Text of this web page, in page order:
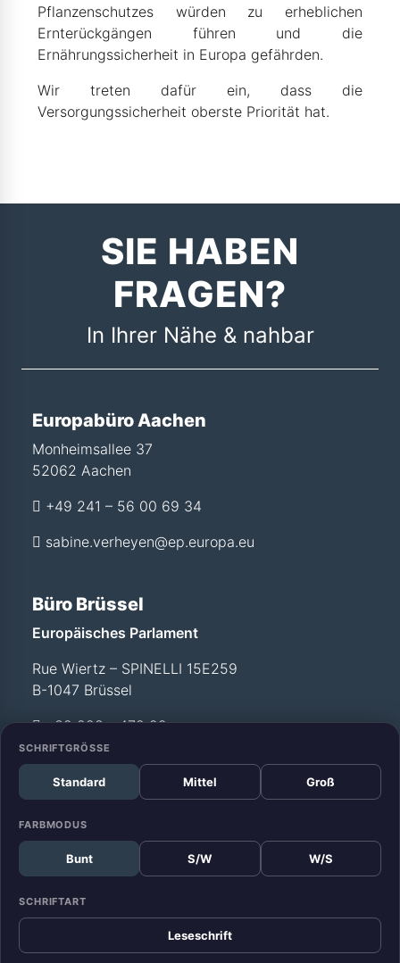
SCHRIFTGRÖSSE
Standard Mittel Groß
FARBMODUS
Bunt S/W W/S
SCHRIFTART
Leseschrift
Pflanzenschutzes würden zu erheblichen
Ernterückgängen führen und die
Ernährungssicherheit in Europa gefährden.
Wir treten dafür ein, dass die
Versorgungssicherheit oberste Priorität hat.
SIE HABEN
FRAGEN?
In Ihrer Nähe & nahbar
Europabüro Aachen
Monheimsallee 37
52062 Aachen
+49 241 – 56 00 69 34
sabine.verheyen@ep.europa.eu
Büro Brüssel
Europäisches Parlament
Rue Wiertz – SPINELLI 15E259
B-1047 Brüssel
+32 228 - 472 99
Büro Straßburg
Europäisches Parlament
Allée du Printemps –
WEISS T12 029
F-67070 Straßburg
+33 388 - 17 52 99